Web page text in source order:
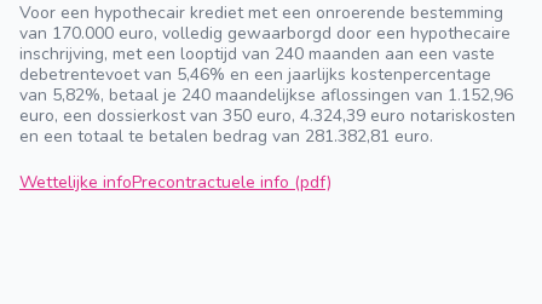
Voor een hypothecair krediet met een onroerende bestemming
van 170.000 euro, volledig gewaarborgd door een hypothecaire
inschrijving, met een looptijd van 240 maanden aan een vaste
debetrentevoet van 5,46% en een jaarlijks kostenpercentage
van 5,82%, betaal je 240 maandelijkse aflossingen van 1.152,96
euro, een dossierkost van 350 euro, 4.324,39 euro notariskosten
en een totaal te betalen bedrag van 281.382,81 euro.
Wettelijke infoPrecontractuele info (pdf)